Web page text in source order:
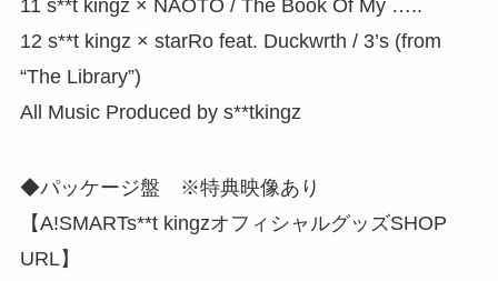
11 s**t kingz × NAOTO / The Book Of My …..
12 s**t kingz × starRo feat. Duckwrth / 3’s (from
“The Library”)
All Music Produced by s**tkingz
◆パッケージ盤 ※特典映像あり
【A!SMARTs**t kingzオフィシャルグッズSHOP
URL】